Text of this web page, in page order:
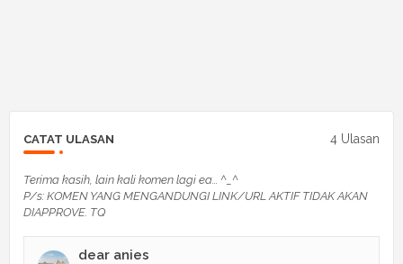
CATAT ULASAN 4 Ulasan
Terima kasih, lain kali komen lagi ea... ^_^
P/s: KOMEN YANG MENGANDUNGI LINK/URL AKTIF TIDAK AKAN
DIAPPROVE. TQ
dear anies